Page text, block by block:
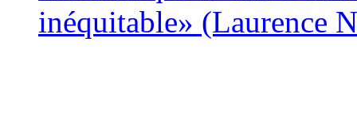
inéquitable» (Laurence